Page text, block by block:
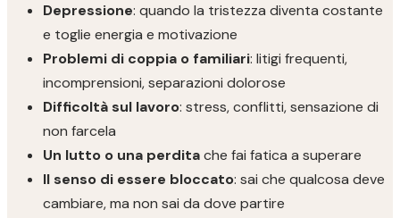
Depressione: quando la tristezza diventa costante
e toglie energia e motivazione
Problemi di coppia o familiari: litigi frequenti,
incomprensioni, separazioni dolorose
Difficoltà sul lavoro: stress, conflitti, sensazione di
non farcela
Un lutto o una perditache fai fatica a superare
Il senso di essere bloccato: sai che qualcosa deve
cambiare, ma non sai da dove partire